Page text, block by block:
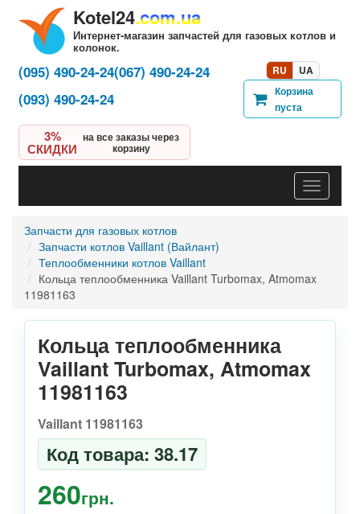
Kotel24.com.ua
Интернет-магазин запчастей для газовых котлов и
колонок.
3%
СКИДКИ
на все заказы через
корзину
(095) 490-24-24(067) 490-24-24
(093) 490-24-24
RU
UA
Корзина
пуста
Запчасти для газовых котлов
Запчасти котлов Vaillant (Вайлант)
Теплообменники котлов Vaillant
Кольца теплообменника Vaillant Turbomax, Atmomax
11981163
Кольца теплообменника
Vaillant Turbomax, Atmomax
11981163
Vaillant 11981163
Код товара: 38.17
260грн.